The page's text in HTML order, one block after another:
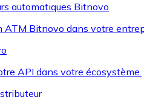
automatiques Bitnovo
ATM Bitnovo dans votre
API dans votre écosystème.